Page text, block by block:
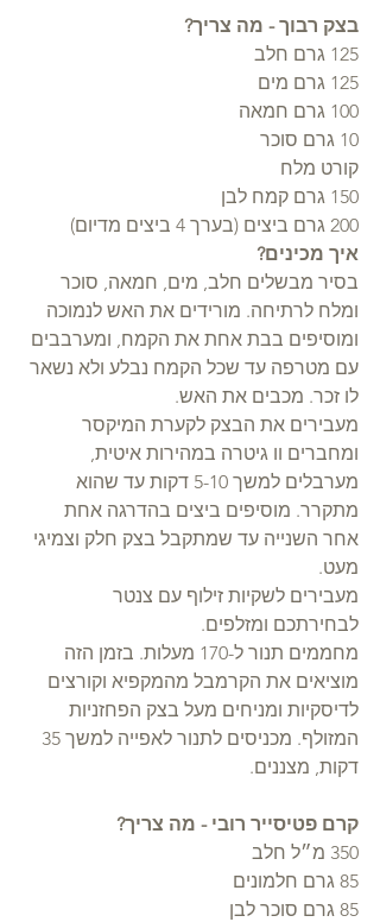
בצק רבוך - מה צריך?
125 גרם חלב
125 גרם מים
100 גרם חמאה
10 גרם סוכר
קורט מלח
150 גרם קמח לבן
200 גרם ביצים (בערך 4 ביצים מדיום)
איך מכינים?
בסיר מבשלים חלב, מים, חמאה, סוכר
ומלח לרתיחה. מורידים את האש לנמוכה
ומוסיפים בבת אחת את הקמח, ומערבבים
עם מטרפה עד שכל הקמח נבלע ולא נשאר
לו זכר. מכבים את האש.
מעבירים את הבצק לקערת המיקסר
ומחברים וו גיטרה במהירות איטית,
מערבלים למשך 5-10 דקות עד שהוא
מתקרר. מוסיפים ביצים בהדרגה אחת
אחר השנייה עד שמתקבל בצק חלק וצמיגי
מעט.
מעבירים לשקיות זילוף עם צנטר
לבחירתכם ומזלפים.
מחממים תנור ל-170 מעלות. בזמן הזה
מוציאים את הקרמבל מהמקפיא וקורצים
לדיסקיות ומניחים מעל בצק הפחזניות
דקות, מצננים.
קרם פטיסייר רובי - מה צריך?
350 מ״ל חלב
85 גרם חלמונים
85 גרם סוכר לבן